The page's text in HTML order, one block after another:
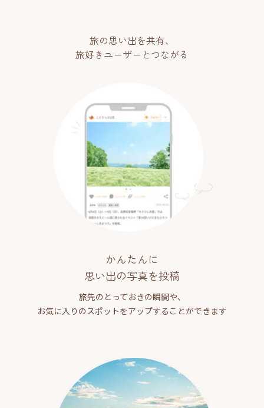
旅の思い出を共有、
旅好きユーザーとつながる
かんたんに
思い出の写真を投稿
旅先のとっておきの瞬間や、
お気に入りのスポットをアップすることができます